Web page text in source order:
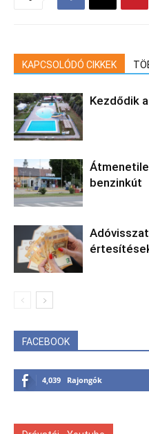
KAPCSOLÓDÓ CIKKEK
Kezdődik
benzinkút
FACEBOOK
4,039 Rajongók